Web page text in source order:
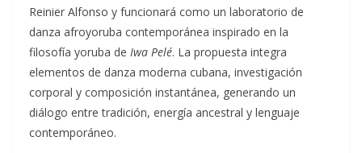
Reinier Alfonso y funcionará como un laboratorio de
danza afroyoruba contemporánea inspirado en la
filosofía yoruba de Iwa Pelé. La propuesta integra
elementos de danza moderna cubana, investigación
corporal y composición instantánea, generando un
diálogo entre tradición, energía ancestral y lenguaje
contemporáneo.